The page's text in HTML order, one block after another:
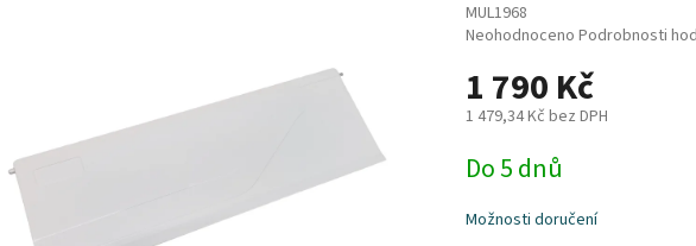
MUL1968
Průměrné
produktu
je
0,0
5
Neohodnoceno Podrobnosti
1 790 Kč
1 479,34 Kč bez DPH
cena:
Do 5 dnů
Možnosti doručení